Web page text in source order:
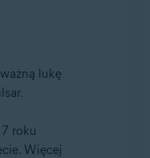
lukę
roku
Więcej